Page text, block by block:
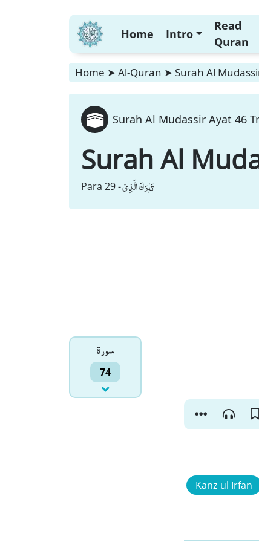
Home Intro
Read
Quran
Home ➤ Al-Quran ➤ Surah Al
Surah Al Mudassir Ayat 46
Surah Al
Para 29 -تَبٰرَكَ الَّذِیْ
سورۃ
74
Kanz ul Irfan